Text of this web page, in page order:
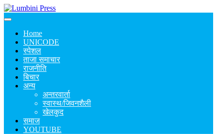
Home
UNICODE
स्पेशल
ताजा समाचार
राजनीति
बिचार
अन्य
अन्तरवार्ता
स्वास्थ/जिवनशैली
खेलकुद
समाज
YOUTUBE